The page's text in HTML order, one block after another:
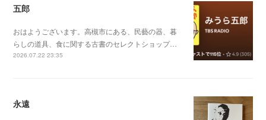
五郎
おはようございます。高槻市にある、民藝の器、暮
らしの道具、食に関する古書のセレクトショップ…
2026.07.22 23:35
永遠